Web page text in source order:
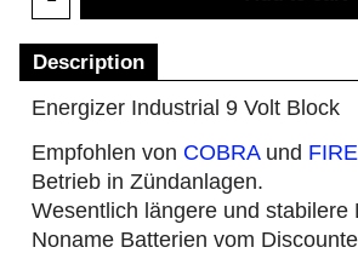
Description
Energizer Industrial 9 Volt Block
Empfohlen von COBRAund
Betrieb in Zündanlagen.
Wesentlich längere und stabilere
Noname Batterien vom